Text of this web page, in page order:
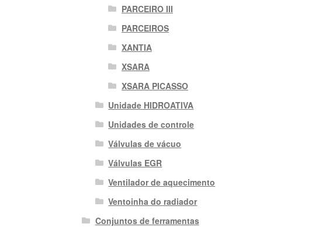
PARCEIRO III
PARCEIROS
XANTIA
XSARA
XSARA PICASSO
Unidade HIDROATIVA
Unidades de controle
Válvulas de vácuo
Válvulas EGR
Ventilador de aquecimento
Ventoinha do radiador
Conjuntos de ferramentas